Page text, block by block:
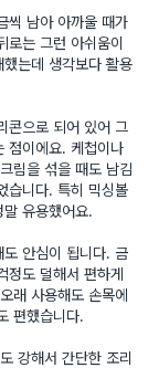
씩 남아 아까울 때가
는 그런 아쉬움이
는데 생각보다 활용
콘으로 되어 있어 그
점이에요. 케첩이나
림을 섞을 때도 남김
습니다. 특히 믹싱볼
유용했어요.
도 안심이 됩니다. 금
정도 덜해서 편하게
래 사용해도 손목에
편했습니다.
강해서 간단한 조리